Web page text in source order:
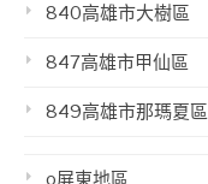
840高雄市大樹區
847高雄市甲仙區
849高雄市那瑪夏區
o屏東地區